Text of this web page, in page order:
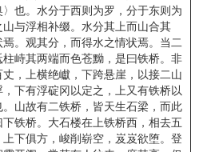
也。水分于西则为罗，分于东则为
与浮相补缀。水分其上而山合其
。观其分，而得水之情状焉。当二
峙其两端而色苍黝，是曰铁桥。非
，上横绝巘，下跨悬崖，以接二山
下有浮碇冈以定之，上又有铁桥以
山故有二铁桥，皆天生石梁，而此
铁桥。大石楼在上铁桥西，相去五
下俱方，峻削崭空，岌岌欲堕。登